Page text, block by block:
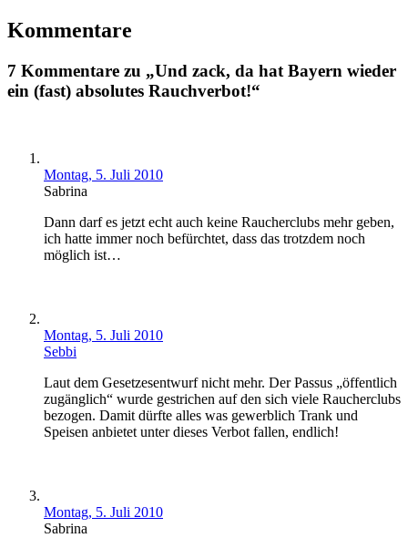
Kommentare
7 Kommentare zu „Und zack, da hat Bayern wieder
ein (fast) absolutes Rauchverbot!“
Montag, 5. Juli 2010
Sabrina
Dann darf es jetzt echt auch keine Raucherclubs mehr geben,
ich hatte immer noch befürchtet, dass das trotzdem noch
möglich ist…
Montag, 5. Juli 2010
Sebbi
Laut dem Gesetzesentwurf nicht mehr. Der Passus „öffentlich
zugänglich“ wurde gestrichen auf den sich viele Raucherclubs
bezogen. Damit dürfte alles was gewerblich Trank und
Speisen anbietet unter dieses Verbot fallen, endlich!
Montag, 5. Juli 2010
Sabrina